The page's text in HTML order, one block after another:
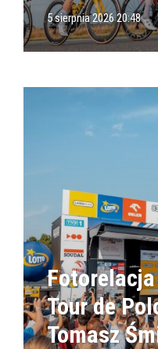
5 sierpnia 2026 20:48
Tour de
Tomasz